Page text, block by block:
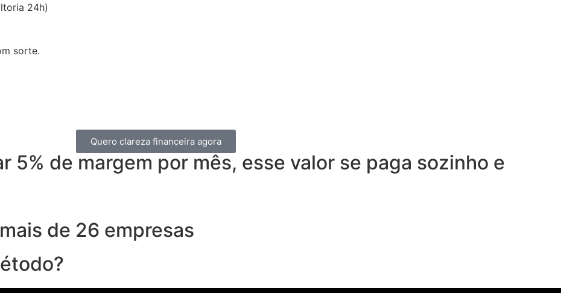
24h)
sorte.
Quero clareza financeira agora
5% de margem por mês, esse valor se paga sozinho e
de 26 empresas